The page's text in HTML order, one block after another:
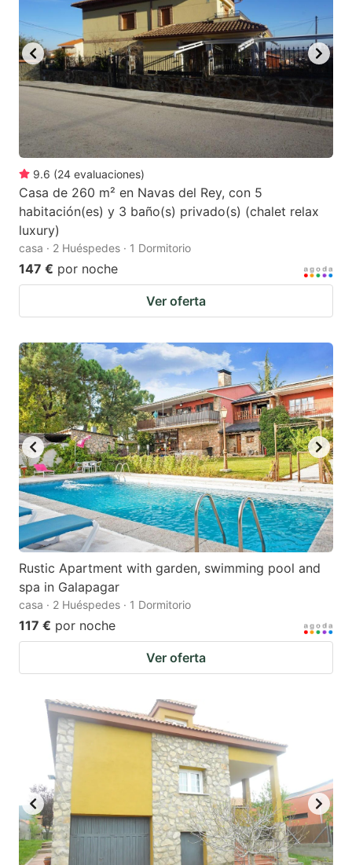
9.6 (24 evaluaciones)
Casa de 260 m² en Navas del Rey, con 5
habitación(es) y 3 baño(s) privado(s) (chalet relax
luxury)
casa · 2 Huéspedes · 1 Dormitorio
147 € por noche
Ver oferta
Rustic Apartment with garden, swimming pool and
spa in Galapagar
casa · 2 Huéspedes · 1 Dormitorio
117 € por noche
Ver oferta